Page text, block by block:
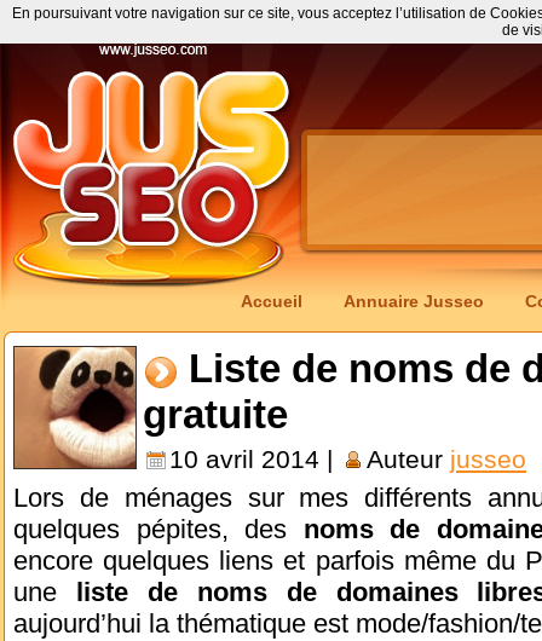
Accueil Annuaire Jusseo
Liste de noms de
gratuite
10 avril 2014 | Auteur jusseo
Lors de ménages sur mes différents
quelques pépites, des noms de
encore quelques liens et parfois même du
une
liste de noms de domaines
aujourd’hui la thématique est mode/fashion/
En poursuivant votre navigation sur ce site, vous acceptez l’utilisation de
de